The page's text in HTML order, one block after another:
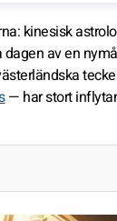
kinesisk
av en
— har stort